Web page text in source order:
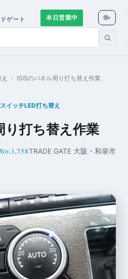
ゲート 本日営業中 🌐▾
› ISISのパネル周り打ち替え作業
スイッチLED打ち替え
り打ち替え作業
TRADE GATE 大阪・和泉市